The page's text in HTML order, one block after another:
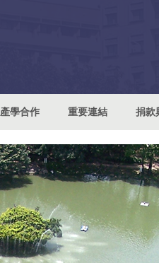
產學合作 重要連結 捐款